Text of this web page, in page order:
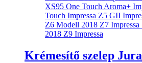
Krémesítő szelep Jura